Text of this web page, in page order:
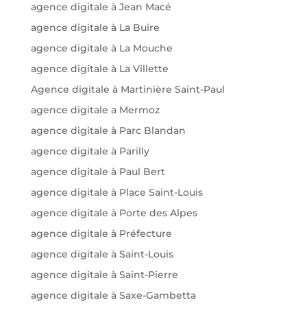
agence digitale à Jean Macé
agence digitale à La Buire
agence digitale à La Mouche
agence digitale à La Villette
Agence digitale à Martinière Saint-Paul
agence digitale a Mermoz
agence digitale à Parc Blandan
agence digitale à Parilly
agence digitale à Paul Bert
agence digitale à Place Saint-Louis
agence digitale à Porte des Alpes
agence digitale à Préfecture
agence digitale à Saint-Louis
agence digitale à Saint-Pierre
agence digitale à Saxe-Gambetta